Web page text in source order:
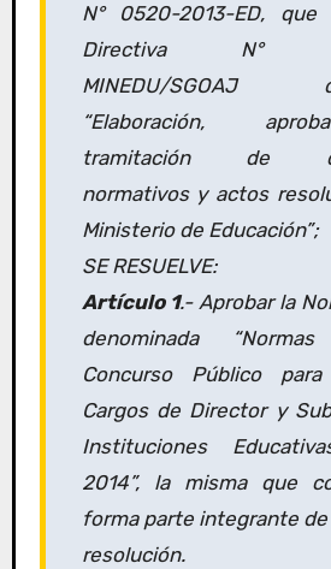
N° 0520-2013-ED, que
Directiva N°
MINEDU/SGOAJ
“Elaboración,
tramitación de
normativos y actos
Ministerio de Educación”;
SE RESUELVE:
Artículo 1.- Aprobar la
denominada
Concurso Público
Cargos de Director y
Instituciones
2014”, la misma que
forma parte integrante
resolución.